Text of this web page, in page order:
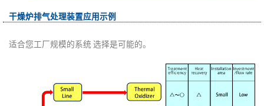
干燥炉排气处理装置应用示例
适合您工厂规模的系统 选择是可能的。